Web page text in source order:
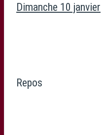
Dimanche 10 janvier
Repos